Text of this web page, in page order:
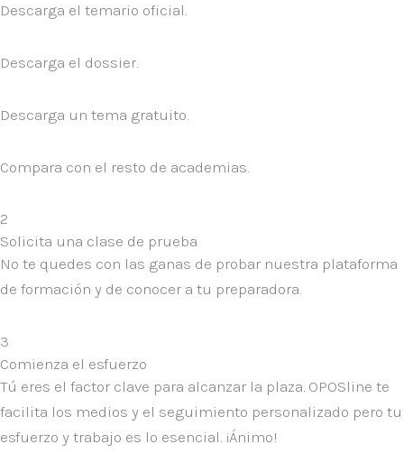
Descarga el temario oficial.
Descarga el dossier.
Descarga un tema gratuito.
Compara con el resto de academias.
2
Solicita una clase de prueba
No te quedes con las ganas de probar nuestra plataforma
de formación y de conocer a tu preparadora.
3
Comienza el esfuerzo
Tú eres el factor clave para alcanzar la plaza. OPOSline te
facilita los medios y el seguimiento personalizado pero tu
esfuerzo y trabajo es lo esencial. ¡Ánimo!